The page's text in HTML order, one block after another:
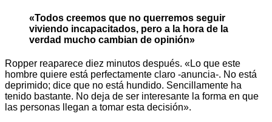
«Todos creemos que no querremos seguir
viviendo incapacitados, pero a la hora de la
verdad mucho cambian de opinión»
Ropper reaparece diez minutos después. «Lo que este
hombre quiere está perfectamente claro -anuncia-. No está
deprimido; dice que no está hundido. Sencillamente ha
tenido bastante. No deja de ser interesante la forma en que
las personas llegan a tomar esta decisión».